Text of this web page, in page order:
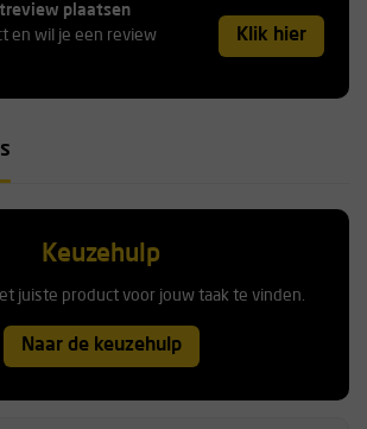
plaatsen
en wil je een review
Klik hier
Keuzehulp
juiste product voor jouw taak te vinden.
Naar de keuzehulp